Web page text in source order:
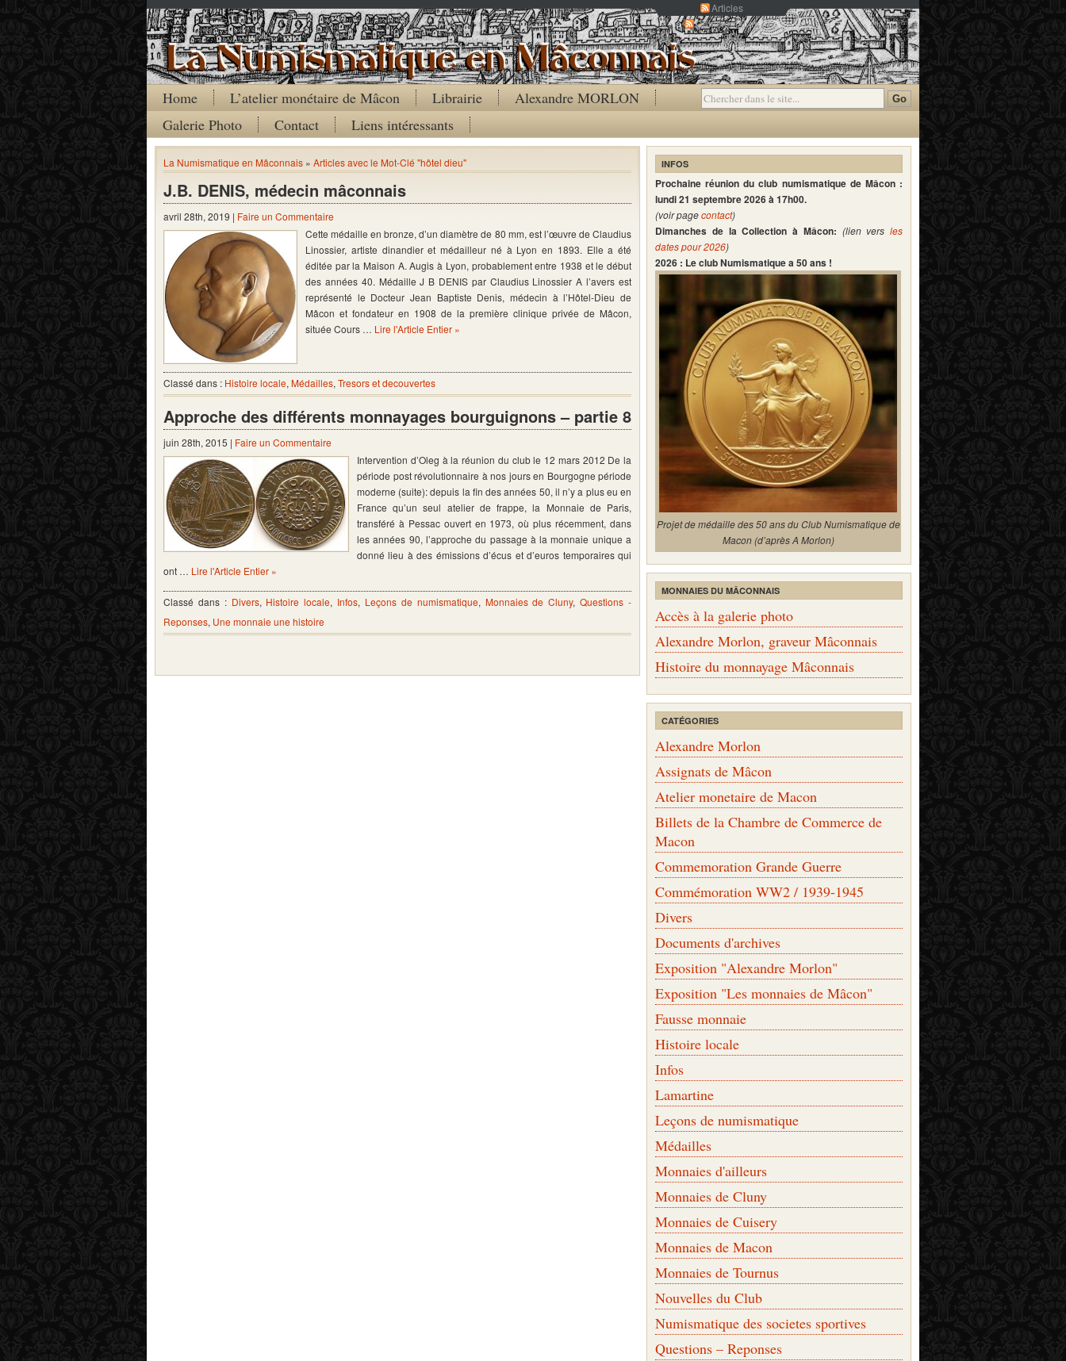
Articles
Commentaires
Home L’atelier monétaire de Mâcon Librairie
Alexandre MORLON
Galerie Photo
Contact Liens intéressants
La Numismatique en Mâconnais » Articles avec le Mot-Clé "hôtel dieu"
J.B. DENIS, médecin mâconnais
avril 28th, 2019 | Faire un Commentaire
Cette médaille en bronze, d’un diamètre de 80 mm, est l’œuvre de Claudius
Linossier, artiste dinandier et médailleur né à Lyon en 1893. Elle a été
éditée par la Maison A. Augis à Lyon, probablement entre 1938 et le début
des années 40. Médaille J B DENIS par Claudius Linossier A l’avers est
représenté le Docteur Jean Baptiste Denis, médecin à l’Hôtel-Dieu de
Mâcon et fondateur en 1908 de la première clinique privée de Mâcon,
située Cours … Lire l'Article Entier »
Classé dans : Histoire locale, Médailles, Tresors et decouvertes
Approche des différents monnayages bourguignons – partie 8
juin 28th, 2015 | Faire un Commentaire
Intervention d’Oleg à la réunion du club le 12 mars 2012 De la
période post révolutionnaire à nos jours en Bourgogne période
moderne (suite): depuis la fin des années 50, il n’y a plus eu en
France qu’un seul atelier de frappe, la Monnaie de Paris,
transféré à Pessac ouvert en 1973, où plus récemment, dans
les années 90, l’approche du passage à la monnaie unique a
donné lieu à des émissions d’écus et d’euros temporaires qui
ont … Lire l'Article Entier »
Classé dans : Divers, Histoire locale, Infos, Leçons de numismatique, Monnaies de Cluny,Questions -
Reponses, Une monnaie une histoire
INFOS
Prochaine réunion du club numismatique de Mâcon :
lundi 21 septembre 2026 à 17h00.
(voir pagecontact)
Dimanches de la Collection à Mâcon: (lien vers les
dates pour 2026)
2026 : Le club Numismatique a 50 ans !
Projet de médaille des 50 ans du Club Numismatique de
Macon (d’après A Morlon)
MONNAIES DU MÂCONNAIS
Accès à la galerie photo
Alexandre Morlon, graveur Mâconnais
Histoire du monnayage Mâconnais
CATÉGORIES
Alexandre Morlon
Assignats de Mâcon
Atelier monetaire de Macon
Billets de la Chambre de Commerce de
Macon
Commemoration Grande Guerre
Commémoration WW2 / 1939-1945
Divers
Documents d'archives
Exposition "Alexandre Morlon"
Exposition "Les monnaies de Mâcon"
Fausse monnaie
Histoire locale
Infos
Lamartine
Leçons de numismatique
Médailles
Monnaies d'ailleurs
Monnaies de Cluny
Monnaies de Cuisery
Monnaies de Macon
Monnaies de Tournus
Nouvelles du Club
Numismatique des societes sportives
Questions – Reponses